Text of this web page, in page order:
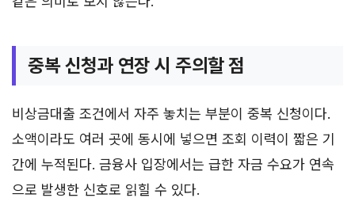
중복 신청과 연장 시 주의할 점
비상금대출 조건에서 자주 놓치는 부분이 중복 신청이다.
소액이라도 여러 곳에 동시에 넣으면 조회 이력이 짧은 기
간에 누적된다. 금융사 입장에서는 급한 자금 수요가 연속
으로 발생한 신호로 읽힐 수 있다.